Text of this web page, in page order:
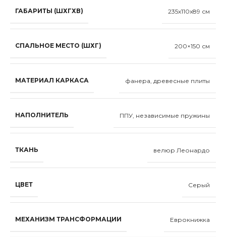
ГАБАРИТЫ (ШХГХВ) 235x110x89 см
СПАЛЬНОЕ МЕСТО (ШХГ) 200×150 см
МАТЕРИАЛ КАРКАСА фанера, древесные плиты
НАПОЛНИТЕЛЬ ППУ, независимые пружины
ТКАНЬ велюр Леонардо
ЦВЕТ Серый
МЕХАНИЗМ ТРАНСФОРМАЦИИ Еврокнижка